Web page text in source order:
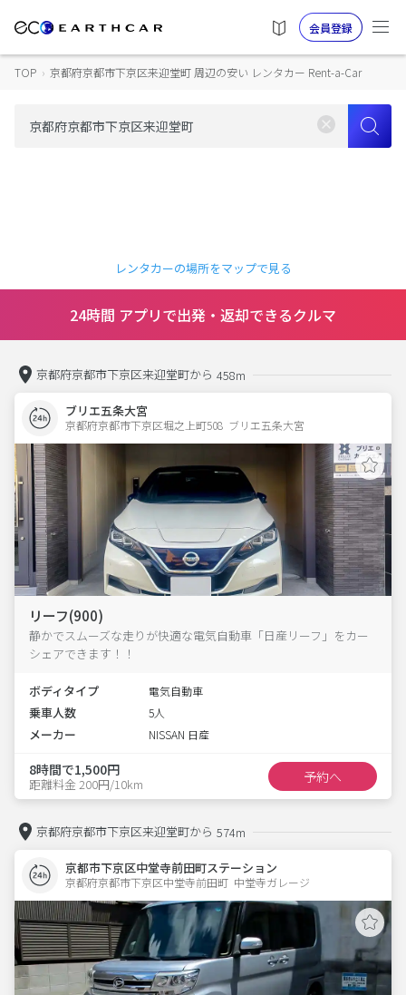
会員登録
TOP › 京都府京都市下京区来迎堂町 周辺の安い レンタカー Rent-a-Car
レンタカーの場所をマップで見る
24時間 アプリで出発・返却できるクルマ
京都府京都市下京区来迎堂町から 458m
ブリエ五条大宮
京都府京都市下京区堀之上町508  ブリエ五条大宮
リーフ(900)
静かでスムーズな走りが快適な電気自動車「日産リーフ」をカー
シェアできます！！
ボディタイプ 電気自動車
乗車人数 5人
メーカー NISSAN 日産
8時間で1,500円
距離料金 200円/10km 予約へ
京都府京都市下京区来迎堂町から 574m
京都市下京区中堂寺前田町ステーション
京都府京都市下京区中堂寺前田町  中堂寺ガレージ